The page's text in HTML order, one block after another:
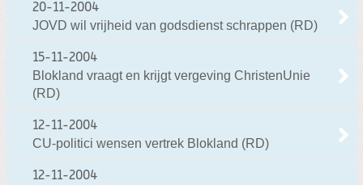
20-11-2004
JOVD wil vrijheid van godsdienst schrappen (RD)
15-11-2004
Blokland vraagt en krijgt vergeving ChristenUnie
(RD)
12-11-2004
CU-politici wensen vertrek Blokland (RD)
12-11-2004